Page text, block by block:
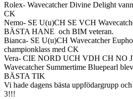
Rolex- Wavecatcher Divine Delight
CK
Nemo- SE U(u)CH SE VCH
BÄSTA HANE och BIM veteran.
Bianca- SE U(u)CH Wavecatcher
championklass med CK
Vera- CIE NORD UCH VDH CH NO
Wavecatcher Summertime Bluepearl
BÄSTA TIK
Vi hade dagens bästa uppfödargrupp
3!!!